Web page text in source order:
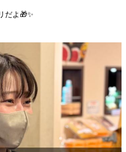
だよ🎁✨